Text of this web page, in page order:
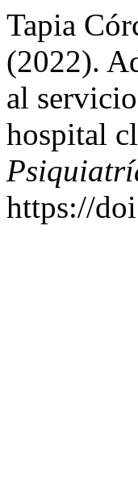
Tapia
(2022).
al
hospital
https://